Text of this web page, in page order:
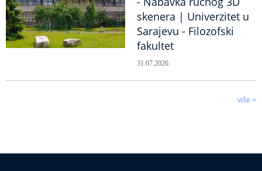
skenera | Univerzitet u
Sarajevu - Filozofski
fakultet
31.07.2026.
više >